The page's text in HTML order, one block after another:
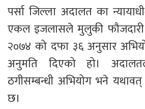
पर्सा जिल्ला अदालत का
एकल इजलासले मुलुकी फौजदारी
२०७४ को दफा ३६ अनुसार
अनुमति दिएको हो।
ठगीसम्बन्धी अभियोग भने
छ।